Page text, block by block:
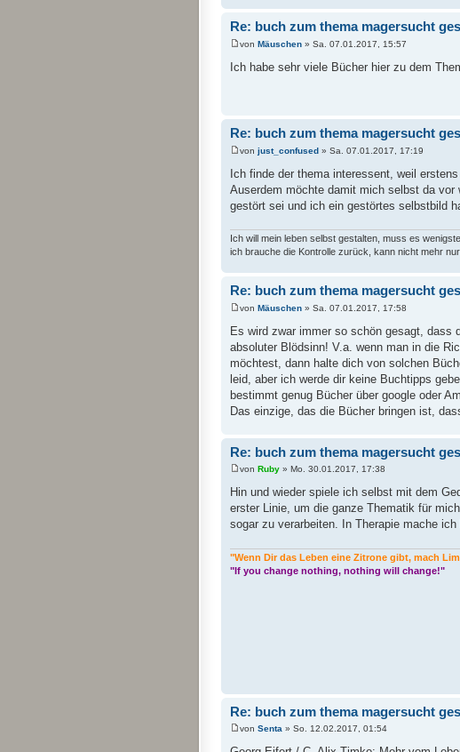
Re: buch zum thema magersucht
von Mäuschen » Sa. 07.01.2017, 15:57
Ich habe sehr viele Bücher hier zu dem
Re: buch zum thema magersucht
von just_confused » Sa. 07.01.2017, 17:19
Ich finde der thema interessent, weil
Auserdem möchte damit mich selbst da
gestört sei und ich ein gestörtes selbstbild
Ich will mein leben selbst gestalten, muss es
ich brauche die Kontrolle zurück, kann nicht mehr
Re: buch zum thema magersucht
von Mäuschen » Sa. 07.01.2017, 17:58
Es wird zwar immer so schön gesagt, dass
absoluter Blödsinn! V.a. wenn man in die
möchtest, dann halte dich von solchen
leid, aber ich werde dir keine Buchtipps
bestimmt genug Bücher über google oder
Das einzige, das die Bücher bringen ist,
Re: buch zum thema magersucht
von Ruby » Mo. 30.01.2017, 17:38
Hin und wieder spiele ich selbst mit dem
erster Linie, um die ganze Thematik für
sogar zu verarbeiten. In Therapie mache
"Wenn Dir das Leben eine Zitrone gibt, mach
"If you change nothing, nothing will change!"
Re: buch zum thema magersucht
von Senta » So. 12.02.2017, 01:54